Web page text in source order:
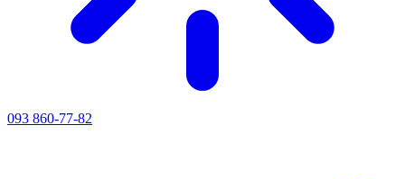
093 860-77-82